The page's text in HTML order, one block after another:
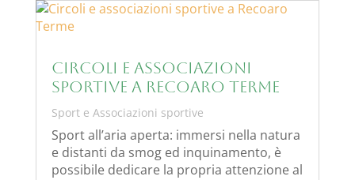
Circoli e associazioni
sportive a Recoaro Terme
Sport e Associazioni sportive
Sport all’aria aperta: immersi nella natura
e distanti da smog ed inquinamento, è
possibile dedicare la propria attenzione al